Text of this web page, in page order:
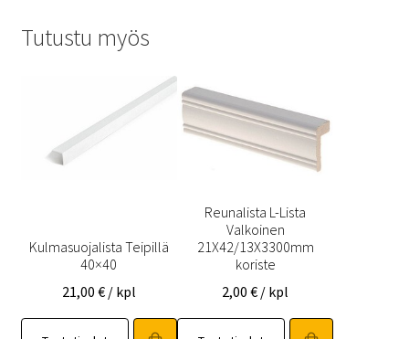
Tutustu myös
Kulmasuojalista Teipillä
40×40
21,00 € / kpl
Reunalista L-Lista
Valkoinen
21X42/13X3300mm
koriste
2,00€ / kpl